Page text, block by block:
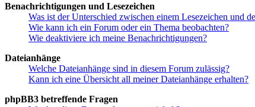
Benachrichtigungen und Lesezeichen
Was ist der Unterschied zwischen einem Lesezeichen und
Wie kann ich ein Forum oder ein Thema beobachten?
Wie deaktiviere ich meine Benachrichtigungen?
Dateianhänge
Welche Dateianhänge sind in diesem Forum zulässig?
Kann ich eine Übersicht all meiner Dateianhänge erhalten?
phpBB3 betreffende Fragen